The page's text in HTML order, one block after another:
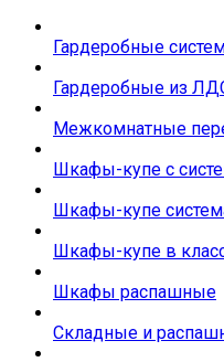
Гардеробные
Гардеробные из
Межкомнатные
Шкафы-купе с
Шкафы-купе
Шкафы-купе в
Шкафы распашные
Складные и